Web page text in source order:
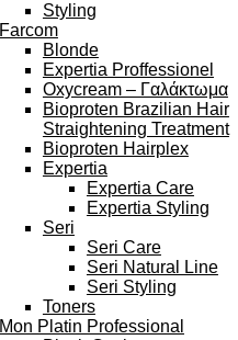
Styling
Farcom
Blonde
Expertia Proffessionel
Oxycream – Γαλάκτωμα
Bioproten Brazilian Hair
Straightening Treatment
Bioproten Hairplex
Expertia
Expertia Care
Expertia Styling
Seri
Seri Care
Seri Natural Line
Seri Styling
Toners
Mon Platin Professional